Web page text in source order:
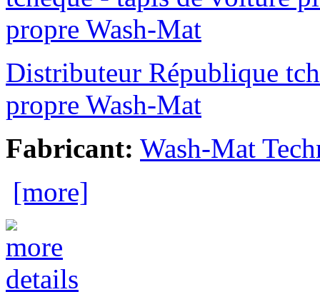
Distributeur République
propre Wash-Mat
Fabricant: Wash-Mat
[more]